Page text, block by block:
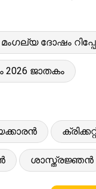
ദോഷം
ജാതകം
ക്രിക്കറ്റ്
ശാസ്ത്രജ്ഞൻ